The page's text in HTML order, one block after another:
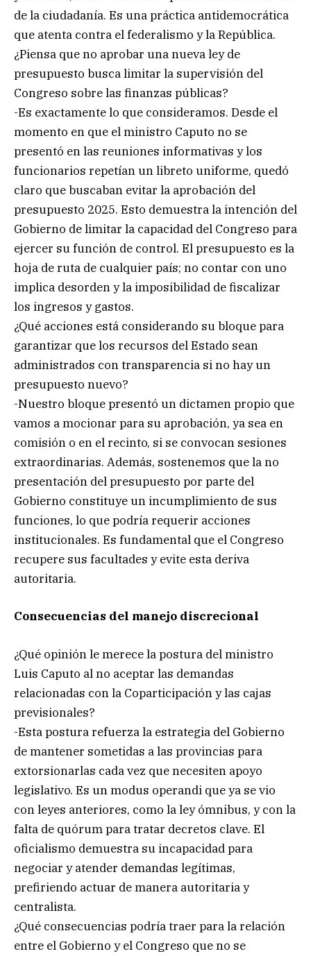
de la ciudadanía. Es una práctica antidemocrática
que atenta contra el federalismo y la República.
¿Piensa que no aprobar una nueva ley de
presupuesto busca limitar la supervisión del
Congreso sobre las finanzas públicas?
-Es exactamente lo que consideramos. Desde el
momento en que el ministro Caputo no se
presentó en las reuniones informativas y los
funcionarios repetían un libreto uniforme, quedó
claro que buscaban evitar la aprobación del
presupuesto 2025. Esto demuestra la intención del
Gobierno de limitar la capacidad del Congreso para
ejercer su función de control. El presupuesto es la
hoja de ruta de cualquier país; no contar con uno
implica desorden y la imposibilidad de fiscalizar
los ingresos y gastos.
¿Qué acciones está considerando su bloque para
garantizar que los recursos del Estado sean
administrados con transparencia si no hay un
presupuesto nuevo?
-Nuestro bloque presentó un dictamen propio que
vamos a mocionar para su aprobación, ya sea en
comisión o en el recinto, si se convocan sesiones
extraordinarias. Además, sostenemos que la no
presentación del presupuesto por parte del
Gobierno constituye un incumplimiento de sus
funciones, lo que podría requerir acciones
institucionales. Es fundamental que el Congreso
recupere sus facultades y evite esta deriva
autoritaria.
Consecuencias del manejo discrecional
¿Qué opinión le merece la postura del ministro
Luis Caputo al no aceptar las demandas
relacionadas con la Coparticipación y las cajas
previsionales?
-Esta postura refuerza la estrategia del Gobierno
de mantener sometidas a las provincias para
extorsionarlas cada vez que necesiten apoyo
legislativo. Es un modus operandi que ya se vio
con leyes anteriores, como la ley ómnibus, y con la
falta de quórum para tratar decretos clave. El
oficialismo demuestra su incapacidad para
negociar y atender demandas legítimas,
prefiriendo actuar de manera autoritaria y
centralista.
¿Qué consecuencias podría traer para la relación
entre el Gobierno y el Congreso que no se